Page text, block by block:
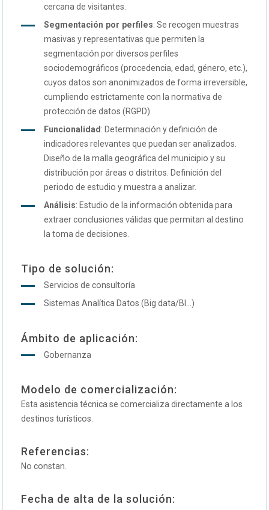
cercana de visitantes.
Segmentación por perfiles: Se recogen muestras
masivas y representativas que permiten la
segmentación por diversos perfiles
sociodemográficos (procedencia, edad, género, etc.),
cuyos datos son anonimizados de forma irreversible,
cumpliendo estrictamente con la normativa de
protección de datos (RGPD).
Funcionalidad : Determinación y definición de
indicadores relevantes que puedan ser analizados.
Diseño de la malla geográfica del municipio y su
distribución por áreas o distritos. Definición del
periodo de estudio y muestra a analizar.
Análisis: Estudio de la información obtenida para
extraer conclusiones válidas que permitan al destino
la toma de decisiones.
Tipo de solución:
Servicios de consultoría
Sistemas Analítica Datos (Big data/BI...)
Ámbito de aplicación:
Gobernanza
Modelo de comercialización:
Esta asistencia técnica se comercializa directamente a los
destinos turísticos.
Referencias:
No constan.
Fecha de alta de la solución: